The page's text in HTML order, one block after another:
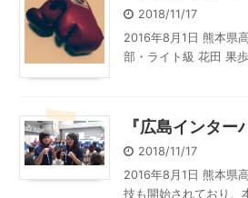
2018/11/17
2016年8月1日 熊本
部・ライト級 花田 果
『広島インタ
2018/11/17
2016年8月1日 熊本県
技も開始されており、